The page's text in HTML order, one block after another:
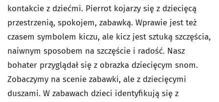
kontakcie z dziećmi. Pierrot kojarzy się z dziecięcą
przestrzenią, spokojem, zabawką. Wprawie jest też
czasem symbolem kiczu, ale kicz jest sztuką szczęścia,
naiwnym sposobem na szczęście i radość. Nasz
bohater przyglądał się z obrazka dziecięcym snom.
Zobaczymy na scenie zabawki, ale z dziecięcymi
duszami. W zabawach dzieci identyfikują się z